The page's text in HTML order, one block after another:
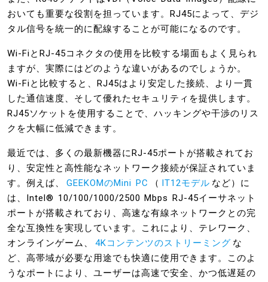
おいても重要な役割を担っています。RJ45によって、デジ
タル信号を統一的に配線することが可能になるのです。
Wi-FiとRJ-45コネクタの使用を比較する場面もよく見られ
ますが、実際にはどのような違いがあるのでしょうか。
Wi-Fiと比較すると、RJ45はより安定した接続、より一貫
した通信速度、そして優れたセキュリティを提供します。
RJ45ソケットを使用することで、ハッキングや干渉のリス
クを大幅に低減できます。
最近では、多くの最新機器にRJ-45ポートが搭載されてお
り、安定性と高性能なネットワーク接続が保証されていま
す。例えば、
GEEKOMのMini PC （ IT12モデル など）に
は、Intel® 10/100/1000/2500 Mbps RJ-45イーサネット
ポートが搭載されており、高速な有線ネットワークとの完
全な互換性を実現しています。これにより、テレワーク、
オンラインゲーム、
4Kコンテンツのストリーミング な
ど、高帯域が必要な用途でも快適に使用できます。このよ
うなポートにより、ユーザーは高速で安全、かつ低遅延の